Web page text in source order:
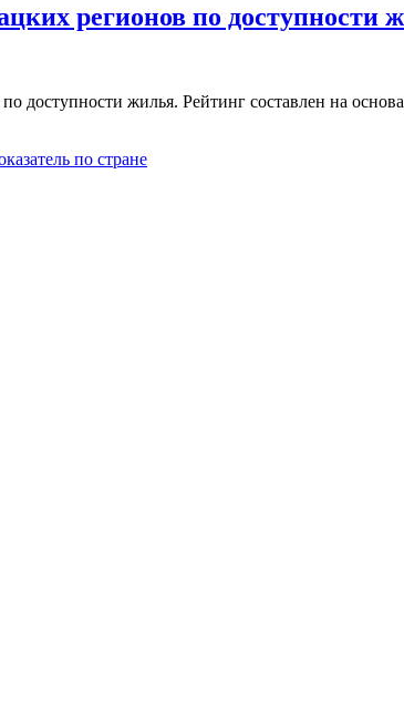
регионов по доступности
доступности жилья. Рейтинг составлен на
по стране